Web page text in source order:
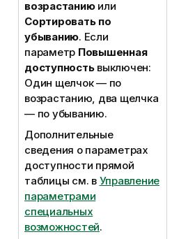
возрастаниюили
Сортировать по
убыванию. Если
параметр Повышенная
доступностьвыключен:
Один щелчок — по
возрастанию, два щелчка
— по убыванию.
Дополнительные
сведения о параметрах
доступности прямой
таблицы см. в Управление
параметрами
специальных
возможностей.